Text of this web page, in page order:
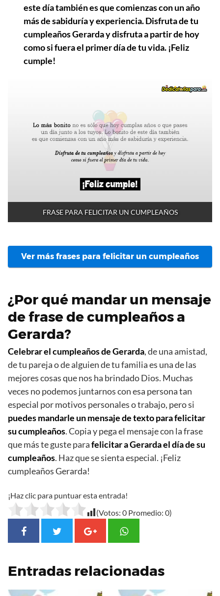
este día también es que comienzas con un año
más de sabiduría y experiencia. Disfruta de tu
cumpleaños Gerarda y disfruta a partir de hoy
como si fuera el primer día de tu vida. ¡Feliz
cumple!
FRASE PARA FELICITAR UN CUMPLEAÑOS
Ver más frases para felicitar un cumpleaños
¿Por qué mandar un mensaje
de frase de cumpleaños a
Gerarda?
Celebrar el cumpleaños de Gerarda, de una amistad,
de tu pareja o de alguien de tu familia es una de las
mejores cosas que nos ha brindado Dios. Muchas
veces no podemos juntarnos con esa persona tan
especial por motivos personales o trabajo, pero si
puedes mandarle un mensaje de texto para felicitar
su cumpleaños. Copia y pega el mensaje con la frase
que más te guste parafelicitar a Gerarda el día de su
cumpleaños. Haz que se sienta especial. ¡Feliz
cumpleaños Gerarda!
¡Haz clic para puntuar esta entrada!
(Votos: 0 Promedio: 0)
Entradas relacionadas